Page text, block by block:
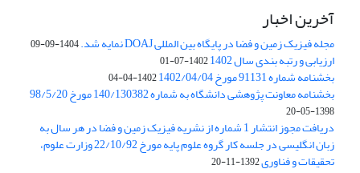
آخرین اخبار
مجله فیزیک زمین و فضا در پایگاه بین المللی DOAJ نمایه شد. 1404-09-09
ارزیابی و رتبه بندی سال 1402 1402-07-01
بخشنامه شماره 91131 مورخ 1402/04/04 1402-04-04
بخشنامه معاونت پژوهشی دانشگاه به شماره 140/130382 مورخ 98/5/20
1398-05-20
دریافت مجوز انتشار 1 شماره از نشریه فیزیک زمین و فضا در هر سال به
زبان انگلیسی در جلسه کار گروه علوم پایه مورخ 22/10/92 وزارت علوم،
تحقیقات و فناوری1392-11-20